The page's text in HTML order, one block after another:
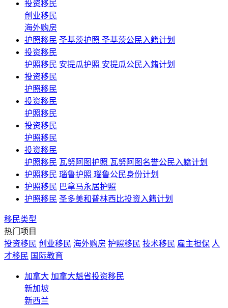
投资移民
创业移民
海外购房
护照移民 圣基茨护照 圣基茨公民入籍计划
投资移民
护照移民 安提瓜护照 安提瓜公民入籍计划
投资移民
护照移民
投资移民
护照移民
投资移民
护照移民
投资移民
护照移民 瓦努阿图护照 瓦努阿图名誉公民入籍计划
护照移民 瑙鲁护照 瑙鲁公民身份计划
护照移民 巴拿马永居护照
护照移民 圣多美和普林西比投资入籍计划
移民类型
热门项目
投资移民 创业移民 海外购房 护照移民 技术移民 雇主担保 人
才移民 国际教育
加拿大 加拿大魁省投资移民
新加坡
新西兰